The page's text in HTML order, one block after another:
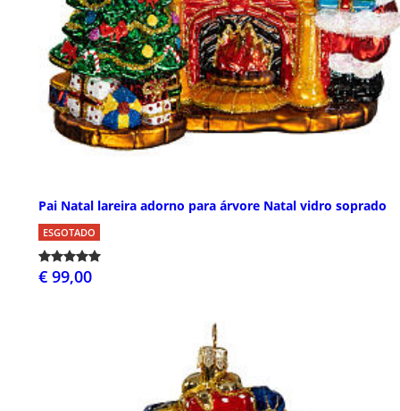
Pai Natal lareira adorno para árvore Natal vidro soprado
ESGOTADO
€ 99,00